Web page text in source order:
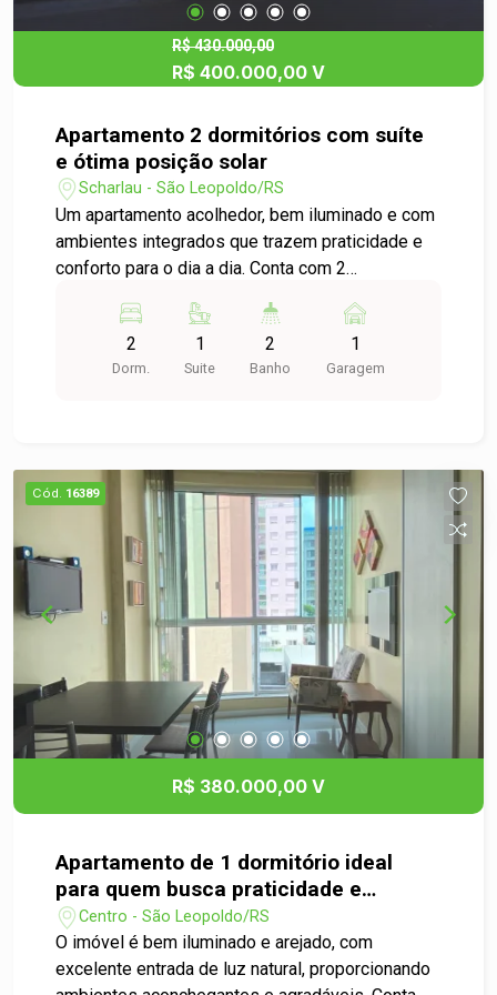
R$ 430.000,00
R$ 400.000,00 V
Apartamento 2 dormitórios com suíte
e ótima posição solar
Scharlau - São Leopoldo/RS
Um apartamento acolhedor, bem iluminado e com
ambientes integrados que trazem praticidade e
conforto para o dia a dia. Conta com 2
unificadas, rebaixamento em gesso e iluminação
indireta na sala. Com ótima posição solar garante
muita iluminação natural nos quartos e ambientes
festas e um ambiente tranquilo e familiar. Entre
em contato e agende sua visita.
2
Dorm.
1
Suite
2
Banho
1
Garagem
Cód. 16389
R$ 380.000,00 V
Apartamento de 1 dormitório ideal
para quem busca praticidade e
conforto no dia a dia!
Centro - São Leopoldo/RS
O imóvel é bem iluminado e arejado, com
excelente entrada de luz natural, proporcionando